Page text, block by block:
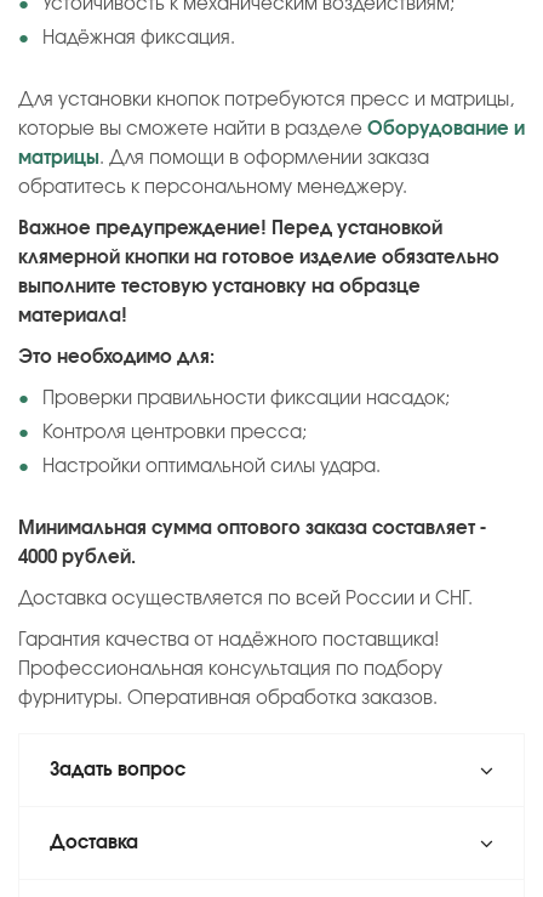
Устойчивость к механическим воздействиям;
Надёжная фиксация.
Для установки кнопок потребуются пресс и матрицы,
которые вы сможете найти в разделе Оборудование и
матрицы. Для помощи в оформлении заказа
обратитесь к персональному менеджеру.
Важное предупреждение! Перед установкой
клямерной кнопки на готовое изделие обязательно
выполните тестовую установку на образце
материала!
Это необходимо для:
Проверки правильности фиксации насадок;
Контроля центровки пресса;
Настройки оптимальной силы удара.
Минимальная сумма оптового заказа составляет -
4000 рублей.
Доставка осуществляется по всей России и СНГ.
Гарантия качества от надёжного поставщика!
Профессиональная консультация по подбору
фурнитуры. Оперативная обработка заказов.
Задать вопрос
Доставка